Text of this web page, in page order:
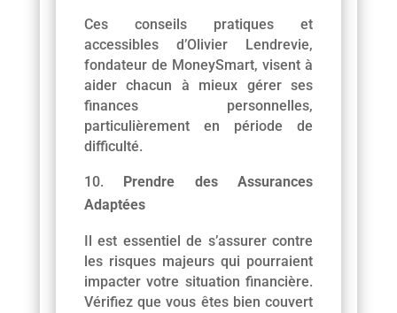
Ces conseils pratiques et
accessibles d’Olivier Lendrevie,
fondateur de MoneySmart, visent à
aider chacun à mieux gérer ses
finances personnelles,
particulièrement en période de
difficulté.
Prendre des Assurances
Adaptées
Il est essentiel de s’assurer contre
les risques majeurs qui pourraient
impacter votre situation financière.
Vérifiez que vous êtes bien couvert